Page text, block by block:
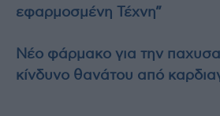
εφαρμοσμένη Τέχνη”
Νέο φάρμακο για την
κίνδυνο θανάτου από